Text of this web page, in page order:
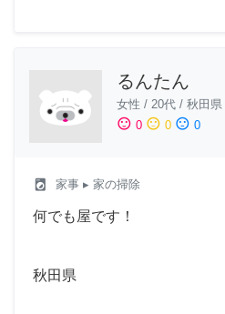
るんたん
女性 / 20代 / 秋田県
sentiment_satisfied 0 sentiment_neutral 0 sentiment_dissatisfied 0
local_laundry_service 家事 ▸ 家の掃除
何でも屋です！
秋田県